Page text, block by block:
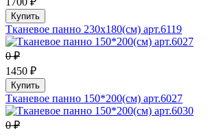
Купить
Тканевое панно 230х180(см) арт.6119
0 ₽
1450 ₽
Купить
Тканевое панно 150*200(см) арт.6027
0 ₽